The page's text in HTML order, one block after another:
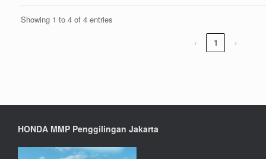
Showing 1 to 4 of 4 entries
‹ 1 ›
HONDA MMP Penggilingan Jakarta